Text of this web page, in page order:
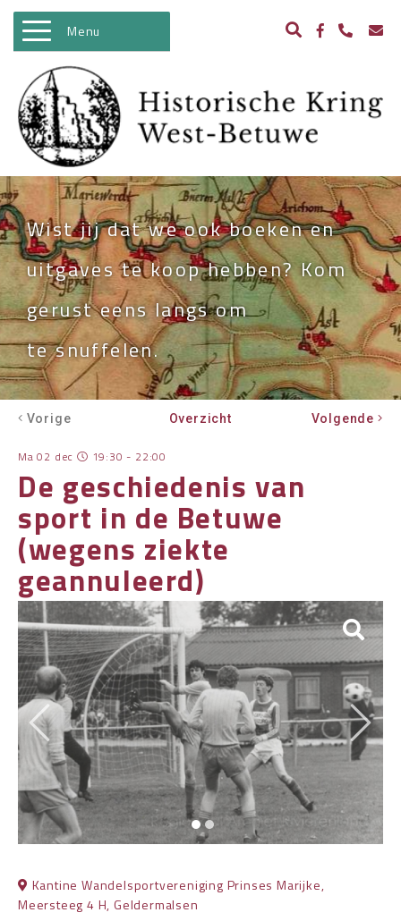
Menu
WELKOM
ACTIVITEITEN
NIEUWS
BIBLIOTHEEK
ARCHEOLOGIE
HISTORIE
BEELDBANK
KASTELEN IN WEST BETUWE
WO II
OVER HKWB
LID WORDEN
CONTACT
Wist jij dat we ook boeken en
uitgaves te koop hebben? Kom
gerust eens langs om
te snuffelen.
Vorige Overzicht Volgende
Ma 02 dec 19:30 - 22:00
De geschiedenis van
sport in de Betuwe
(wegens ziekte
geannuleerd)
Kantine Wandelsportvereniging Prinses Marijke,
Meersteeg 4 H, Geldermalsen